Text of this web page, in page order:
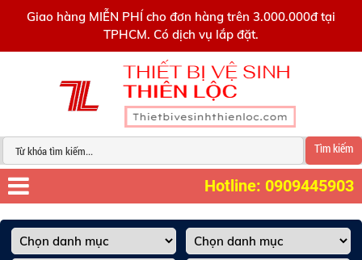
Giao hàng MIỄN PHÍ cho đơn hàng trên 3.000.000đ tại
TPHCM. Có dịch vụ lắp đặt.
Tìm kiếm
Hotline: 0909445903
0909445903